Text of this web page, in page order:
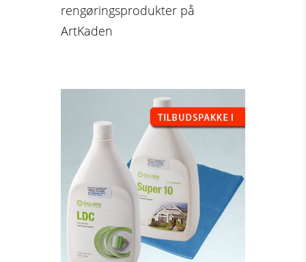
rengøringsprodukter på
ArtKaden